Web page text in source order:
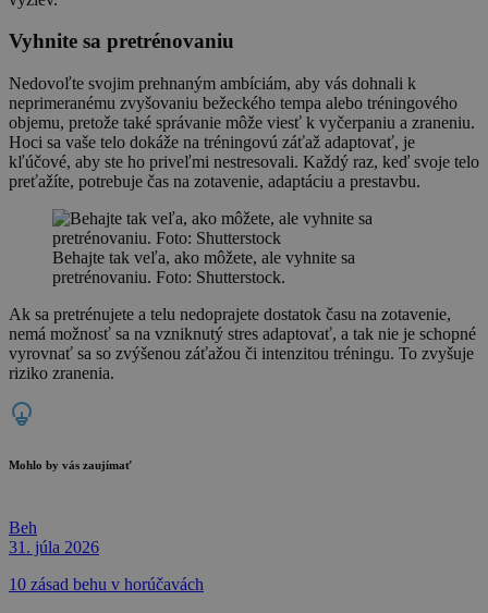
Vyhnite sa pretrénovaniu
Nedovoľte svojim prehnaným ambíciám, aby vás dohnali k
neprimeranému zvyšovaniu bežeckého tempa alebo tréningového
objemu, pretože také správanie môže viesť k vyčerpaniu a zraneniu.
Hoci sa vaše telo dokáže na tréningovú záťaž adaptovať, je
kľúčové, aby ste ho priveľmi nestresovali. Každý raz, keď svoje telo
preťažíte, potrebuje čas na zotavenie, adaptáciu a prestavbu.
Behajte tak veľa, ako môžete, ale vyhnite sa
pretrénovaniu. Foto: Shutterstock.
Ak sa pretrénujete a telu nedoprajete dostatok času na zotavenie,
nemá možnosť sa na vzniknutý stres adaptovať, a tak nie je schopné
vyrovnať sa so zvýšenou záťažou či intenzitou tréningu. To zvyšuje
riziko zranenia.
Mohlo by vás zaujímať
Beh
31. júla 2026
10 zásad behu v horúčavách